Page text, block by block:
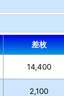
差枚
14,400
2,100